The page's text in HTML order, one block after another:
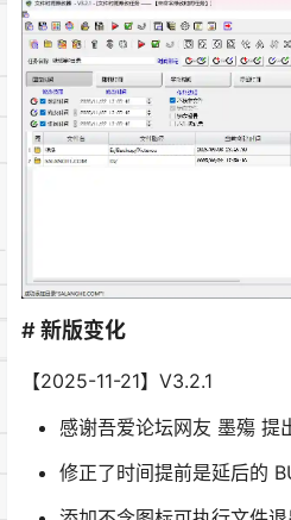
# 新版变化
【2025-11-21】V3.2.1
感谢吾爱论坛网友 墨殤 提
修正了时间提前是延后的